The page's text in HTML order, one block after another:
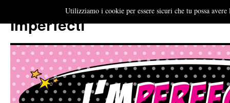
Imperfecti
Utilizziamo i cookie per essere sicuri che tu possa